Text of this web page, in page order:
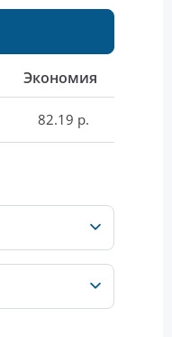
Экономия
82.19 р.